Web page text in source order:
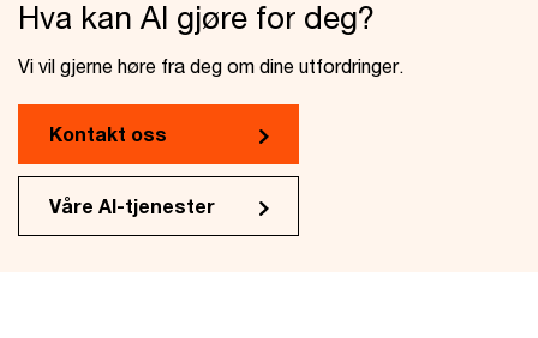
Hva kan AI gjøre for deg?
Vi vil gjerne høre fra deg om dine utfordringer.
Kontakt oss
Våre AI-tjenester